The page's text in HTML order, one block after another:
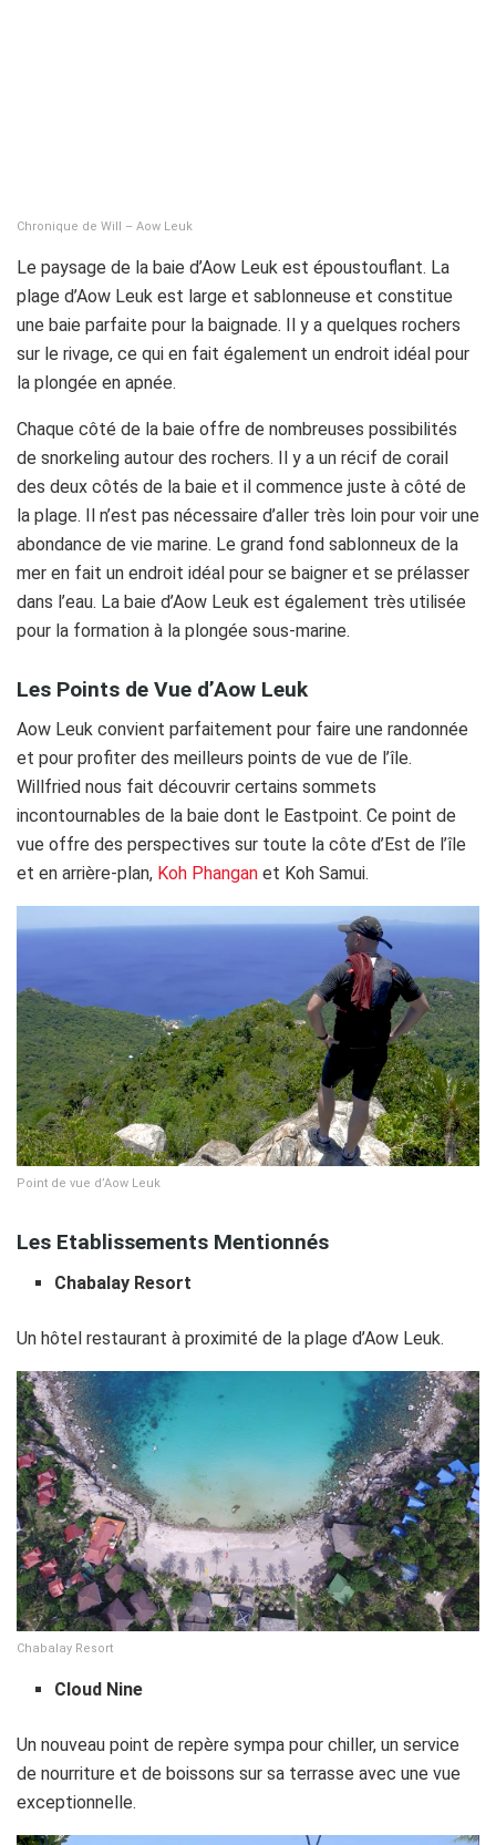
Chronique de Will – Aow Leuk
Le paysage de la baie d’Aow Leuk est époustouflant. La
plage d’Aow Leuk est large et sablonneuse et constitue
une baie parfaite pour la baignade. Il y a quelques rochers
sur le rivage, ce qui en fait également un endroit idéal pour
la plongée en apnée.
Chaque côté de la baie offre de nombreuses possibilités
de snorkeling autour des rochers. Il y a un récif de corail
des deux côtés de la baie et il commence juste à côté de
la plage. Il n’est pas nécessaire d’aller très loin pour voir une
abondance de vie marine. Le grand fond sablonneux de la
mer en fait un endroit idéal pour se baigner et se prélasser
dans l’eau. La baie d’Aow Leuk est également très utilisée
pour la formation à la plongée sous-marine.
Les Points de Vue d’Aow Leuk
Aow Leuk convient parfaitement pour faire une randonnée
et pour profiter des meilleurs points de vue de l’île.
Willfried nous fait découvrir certains sommets
incontournables de la baie dont le Eastpoint. Ce point de
vue offre des perspectives sur toute la côte d’Est de l’île
et en arrière-plan, Koh Phangan et Koh Samui.
Point de vue d’Aow Leuk
Les Etablissements Mentionnés
Chabalay Resort
Un hôtel restaurant à proximité de la plage d’Aow Leuk.
Chabalay Resort
Cloud Nine
Un nouveau point de repère sympa pour chiller, un service
de nourriture et de boissons sur sa terrasse avec une vue
exceptionnelle.